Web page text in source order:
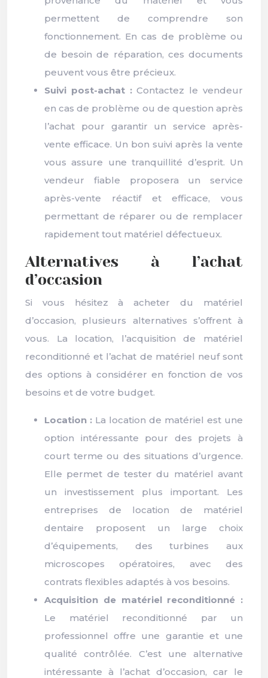
permettent de comprendre son
fonctionnement. En cas de problème ou
de besoin de réparation, ces documents
peuvent vous être précieux.
Suivi post-achat :Contactez le vendeur
en cas de problème ou de question après
l’achat pour garantir un service après-
vente efficace. Un bon suivi après la vente
vous assure une tranquillité d’esprit. Un
vendeur fiable proposera un service
après-vente réactif et efficace, vous
permettant de réparer ou de remplacer
rapidement tout matériel défectueux.
Alternatives à l’achat
d’occasion
Si vous hésitez à acheter du matériel
d’occasion, plusieurs alternatives s’offrent à
vous. La location, l’acquisition de matériel
reconditionné et l’achat de matériel neuf sont
des options à considérer en fonction de vos
besoins et de votre budget.
Location : La location de matériel est une
option intéressante pour des projets à
court terme ou des situations d’urgence.
Elle permet de tester du matériel avant
un investissement plus important. Les
entreprises de location de matériel
dentaire proposent un large choix
d’équipements, des turbines aux
microscopes opératoires, avec des
contrats flexibles adaptés à vos besoins.
Acquisition de matériel reconditionné :
Le matériel reconditionné par un
professionnel offre une garantie et une
qualité contrôlée. C’est une alternative
intéressante à l’achat d’occasion, car le